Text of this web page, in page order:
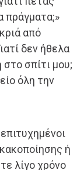
πράγματα;»
από
δεν ήθελα
σπίτι μου;
όλη την
ή
λίγο χρόνο